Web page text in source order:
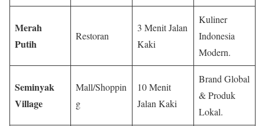
Merah
Putih
Restoran
3 Menit Jalan
Kaki
Kuliner
Indonesia
Modern.
Seminyak
Village
Mall/Shoppin
g
10 Menit
Jalan Kaki
Brand Global
& Produk
Lokal.